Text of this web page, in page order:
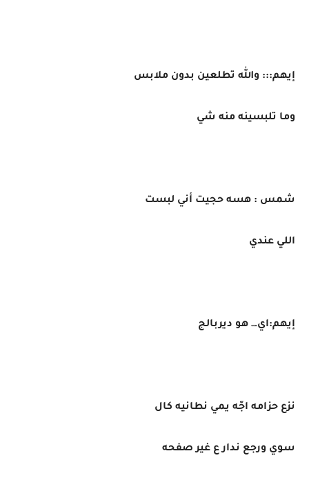
إيهم::: والله تطلعين بدون ملابس
وما تلبسينه منه شي
شمس : هسه حجيت أني لبست
اللي عندي
إيهم:اي… هو ديربالج
نزع حزامه اجّه يمي نطانيه كال
سوي ورجع ندار ع غير صفحه